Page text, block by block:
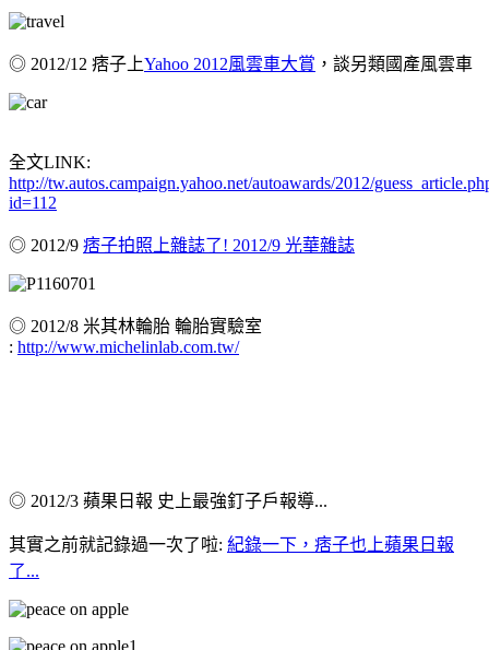
◎ 2012/12 痞子上Yahoo 2012風雲車大賞 ，談另類國產風雲車
全文LINK:
http://tw.autos.campaign.yahoo.net/autoawards/2012/
id=112
◎ 2012/9 痞子拍照上雜誌了! 2012/9 光華雜誌
◎ 2012/8 米其林輪胎 輪胎實驗室
: http://www.michelinlab.com.tw/
◎ 2012/3 蘋果日報 史上最強釘子戶報導...
其實之前就記錄過一次了啦: 紀錄一下，痞子也上蘋果日報
了...